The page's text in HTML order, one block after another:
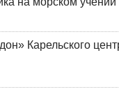
Карельского